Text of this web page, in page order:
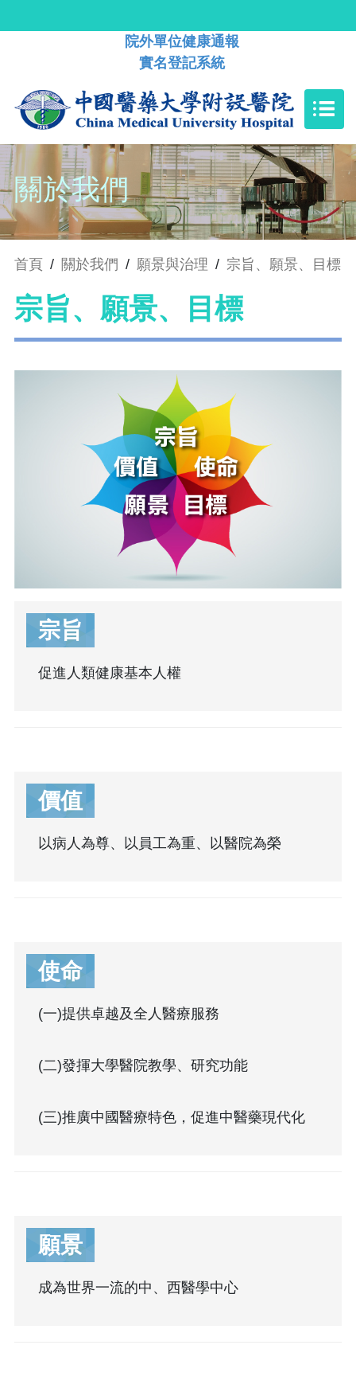
院外單位健康通報
實名登記系統
關於我們
首頁 / 關於我們 / 願景與治理 / 宗旨、願景、目標
宗旨、願景、目標
宗旨
促進人類健康基本人權
價值
以病人為尊、以員工為重、以醫院為榮
使命
(一)提供卓越及全人醫療服務
(二)發揮大學醫院教學、研究功能
(三)推廣中國醫療特色，促進中醫藥現代化
願景
成為世界一流的中、西醫學中心